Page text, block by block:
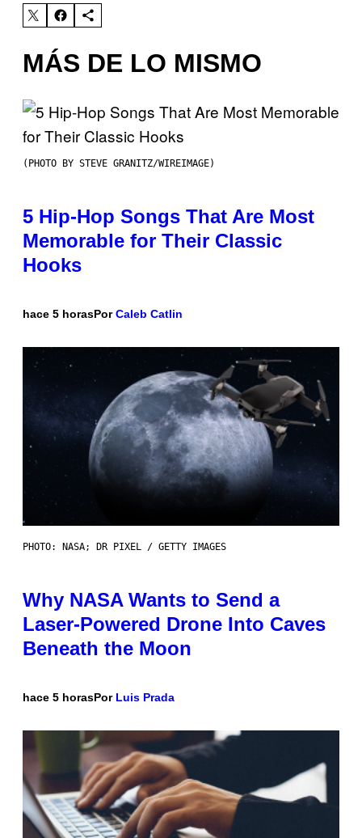
MÁS DE LO MISMO
(PHOTO BY STEVE GRANITZ/WIREIMAGE)
5 Hip-Hop Songs That Are Most
Memorable for Their Classic
Hooks
hace 5 horasPorCaleb Catlin
PHOTO: NASA; DR PIXEL / GETTY IMAGES
Why NASA Wants to Send a
Laser-Powered Drone Into Caves
Beneath the Moon
hace 5 horasPor Luis Prada